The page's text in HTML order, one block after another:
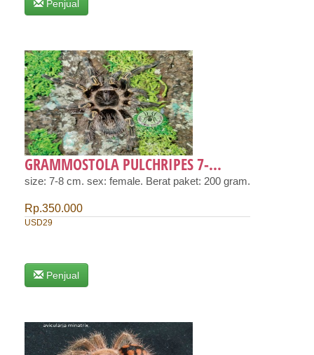
Penjual
GRAMMOSTOLA PULCHRIPES 7-...
size: 7-8 cm. sex: female. Berat paket: 200 gram.
Rp.350.000
USD29
Penjual